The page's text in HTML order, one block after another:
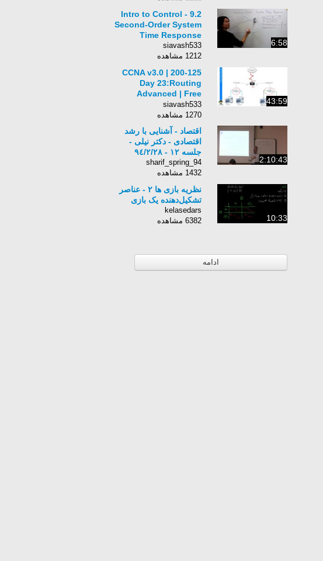
6:58
Intro to Control - 9.2
Second-Order System
Time Response
siavash533
1212 مشاهده
43:59
200-125 CCNA v3.0 |
Day 23:Routing
Advanced | Free
Cisco Video Training
2016 | NetworKing
siavash533
1270 مشاهده
2:10:43
اقتصاد - آشنایی با رشد
اقتصادی - دکتر نیلی -
جلسه ١٢ - ٩٤/٢/٢٨
sharif_spring_94
1432 مشاهده
10:33
نظریه بازی ها ۲ - عناصر
تشکیل‌دهنده یک بازی
kelasedars
6382 مشاهده
ادامه